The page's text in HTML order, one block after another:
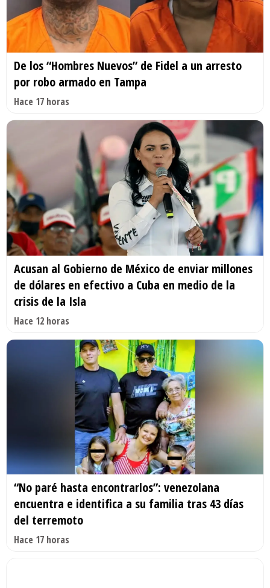
De los “Hombres Nuevos” de Fidel a un arresto
por robo armado en Tampa
Hace 17 horas
Acusan al Gobierno de México de enviar millones
de dólares en efectivo a Cuba en medio de la
crisis de la Isla
Hace 12 horas
“No paré hasta encontrarlos”: venezolana
encuentra e identifica a su familia tras 43 días
del terremoto
Hace 17 horas